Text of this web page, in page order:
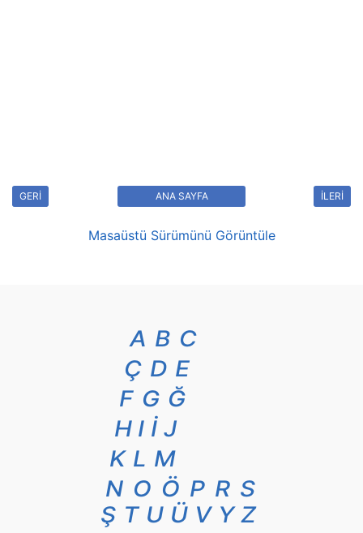
GERİ İLERİ
ANA SAYFA
Masaüstü Sürümünü Görüntüle
A B C
Ç D E
F G Ğ
H I İ J
K L M
N O Ö P R S
Ş T U Ü V Y Z